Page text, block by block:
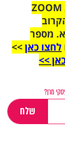
הצטרפו לקבוצת הוואטסאפ לקראת ZOOM
מספר
לחצו כאן>>
>>
מרן?